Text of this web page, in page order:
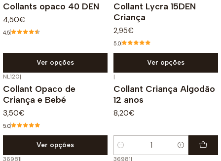
Collants opaco 40 DEN
4,50€
4.5
Ver opções
Collant Lycra 15DEN
Criança
2,95€
5.0
Ver opções
NL120|
Collant Opaco de
Criança e Bebé
3,50€
5.0
Ver opções
|
Collant Criança Algodão
12 anos
8,20€
Quantidade
36981| 36981|